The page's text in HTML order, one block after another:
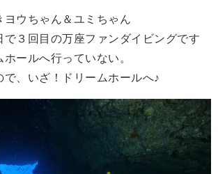
ヨウちゃん＆ユミちゃん
で３回目の万座ファンダイビングです
ールへ行っていない。
で、いざ！ドリームホールへ♪